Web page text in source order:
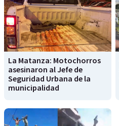
La Matanza: Motochorros
asesinaron al Jefe de
Seguridad Urbana de la
municipalidad